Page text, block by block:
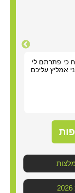
הוא
לנו הסברים